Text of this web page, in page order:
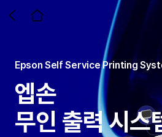
Epson Self Service Printing
엡손
무인 출력 시스